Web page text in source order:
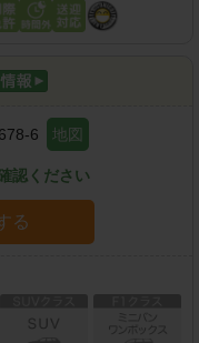
6 地図
認ください
る